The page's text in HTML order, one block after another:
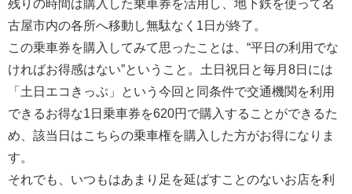
残りの時間は購入した乗車券を活用し、地下鉄を使って名
古屋市内の各所へ移動し無駄なく1日が終了。
この乗車券を購入してみて思ったことは、“平日の利用でな
ければお得感はない”ということ。土日祝日と毎月8日には
「土日エコきっぷ」という今回と同条件で交通機関を利用
できるお得な1日乗車券を620円で購入することができるた
め、該当日はこちらの乗車権を購入した方がお得になりま
す。
それでも、いつもはあまり足を延ばすことのないお店を利